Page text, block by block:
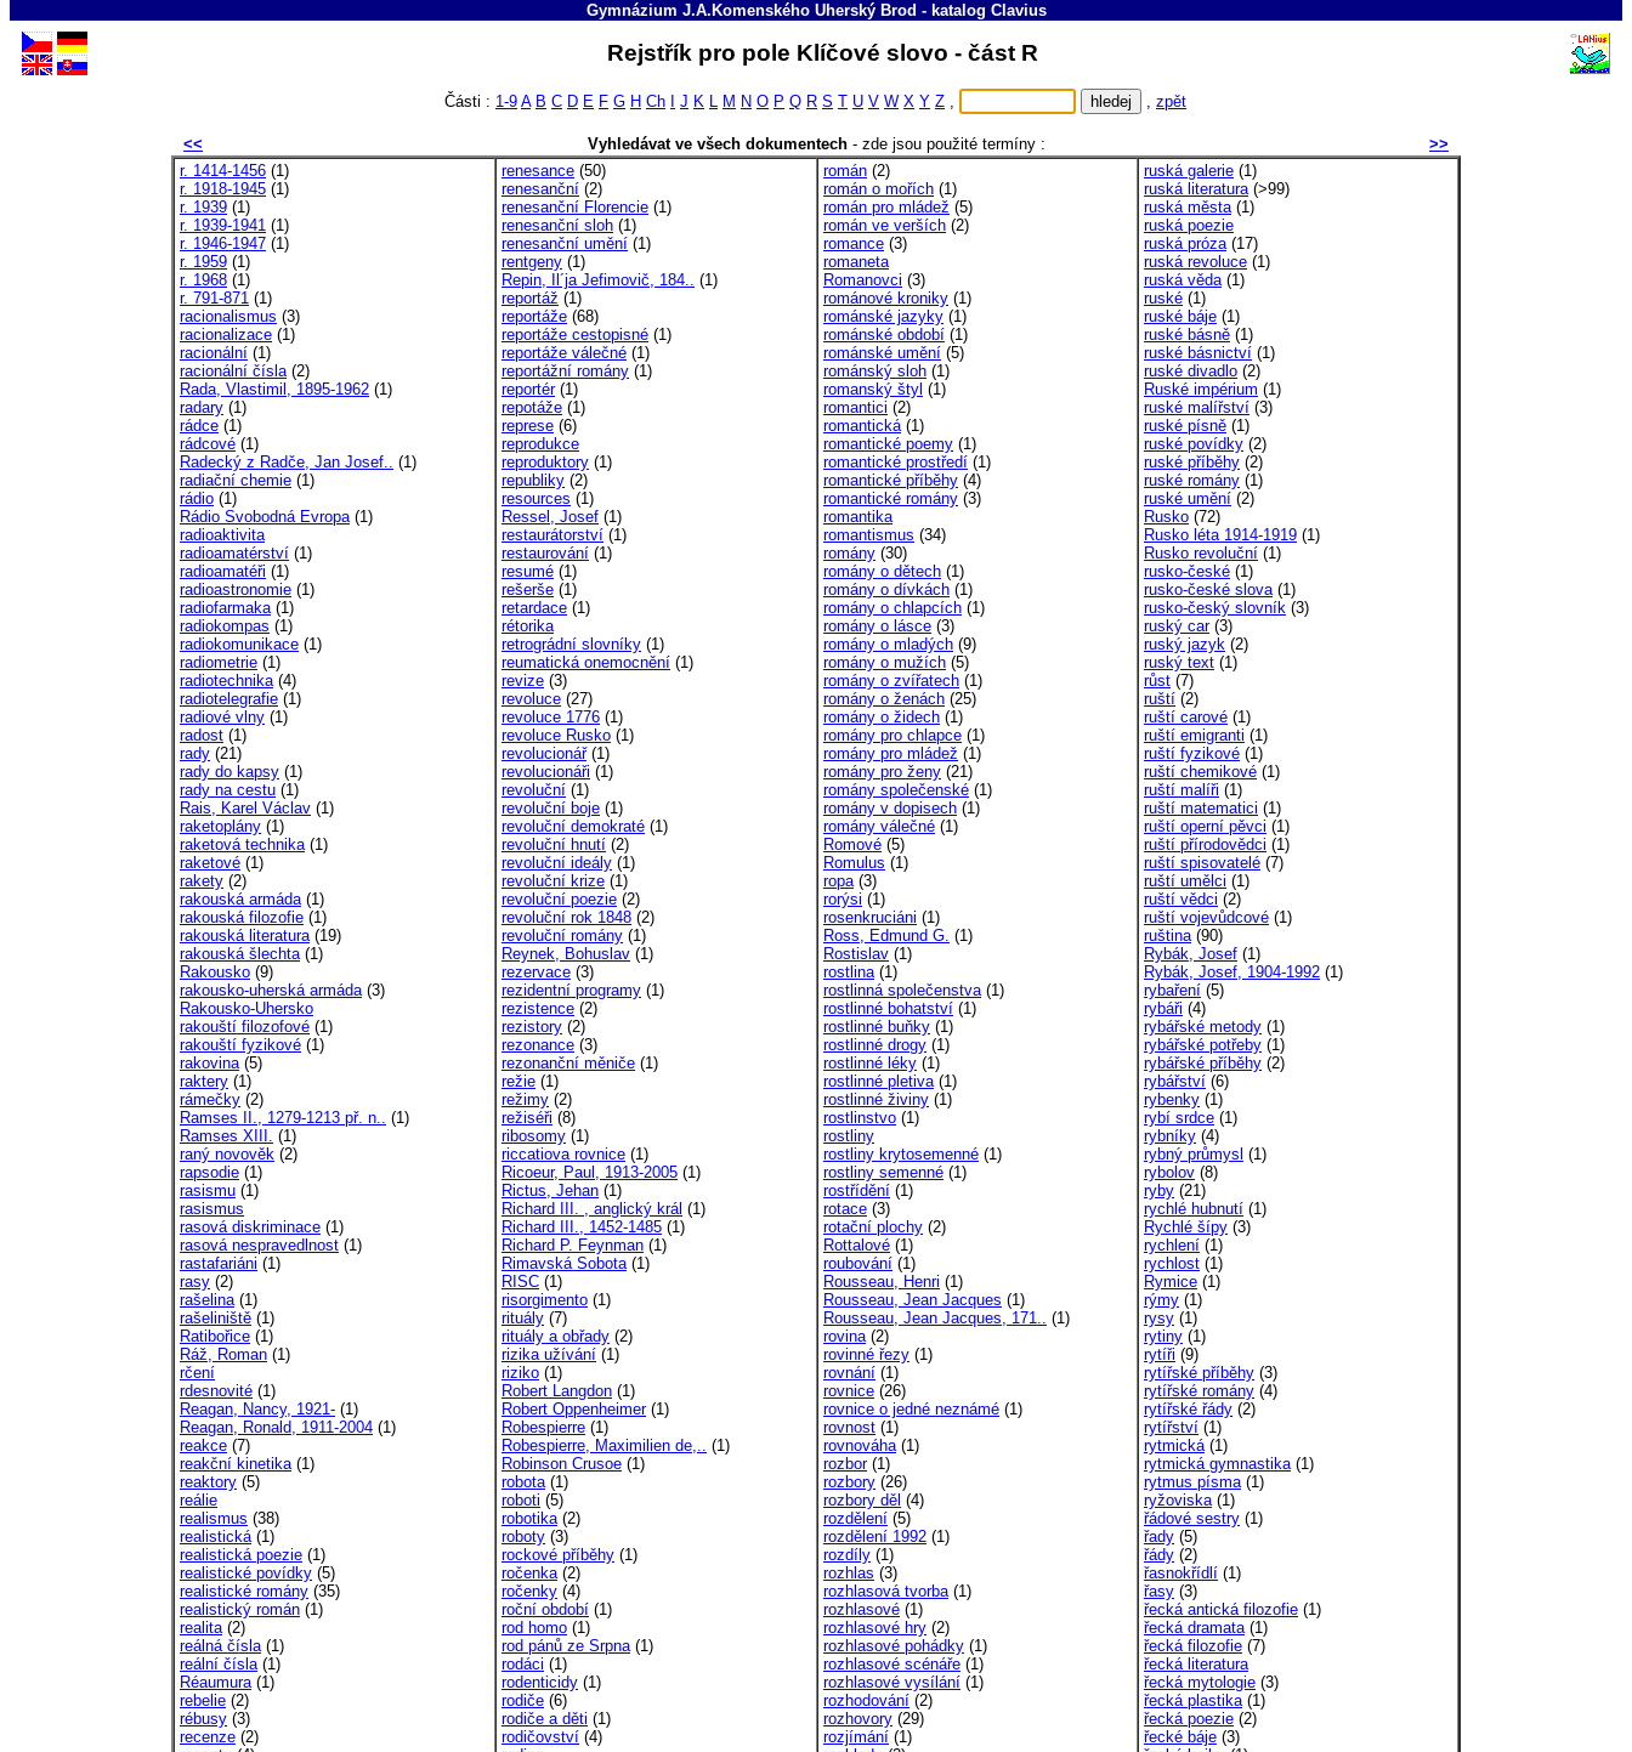
Gymnázium J.A.Komenského Uherský Brod - katalog Clavius
Rejstřík pro pole Klíčové slovo - část R
Části : 1-9 A B C D E F G H Ch J K L M N O P Q R S T U V W X Y Z , , zpět
<< Vyhledávat ve všech dokumentech - zde jsou použité termíny :
>>
r. 1414-1456 (1)
r. 1918-1945 (1)
r. 1939 (1)
r. 1939-1941 (1)
r. 1946-1947 (1)
r. 1959 (1)
r. 1968 (1)
r. 791-871 (1)
racionalismus (3)
racionalizace (1)
racionální (1)
racionální čísla(2)
Rada, Vlastimil, 1895-1962 (1)
radary (1)
rádce (1)
rádcové (1)
Radecký z Radče, Jan Josef.. (1)
radiační chemie (1)
rádio (1)
Rádio Svobodná Evropa(1)
radioaktivita
radioamatérství (1)
radioamatéři (1)
radioastronomie (1)
radiofarmaka(1)
radiokompas (1)
radiokomunikace (1)
radiometrie (1)
radiotechnika(4)
radiotelegrafie (1)
radiové vlny (1)
radost (1)
rady (21)
rady do kapsy (1)
rady na cestu (1)
Rais, Karel Václav (1)
raketoplány (1)
raketová technika(1)
raketové (1)
rakety (2)
rakouská armáda(1)
rakouská filozofie (1)
rakouská literatura(19)
rakouská šlechta(1)
Rakousko (9)
rakousko-uherská armáda(3)
Rakousko-Uhersko
rakouští filozofové (1)
rakouští fyzikové (1)
rakovina(5)
raktery (1)
rámečky (2)
Ramses II., 1279-1213 př. n.. (1)
Ramses XIII. (1)
raný novověk (2)
rapsodie (1)
rasismu (1)
rasismus
rasová diskriminace (1)
rasová nespravedlnost (1)
rastafariáni (1)
rasy (2)
rašelina(1)
rašeliniště (1)
Ratibořice (1)
Ráž, Roman (1)
rčení
rdesnovité (1)
Reagan, Nancy, 1921- (1)
Reagan, Ronald, 1911-2004 (1)
reakce (7)
reakční kinetika(1)
reaktory (5)
reálie
realismus (38)
realistická(1)
realistická poezie (1)
realistické povídky (5)
realistické romány (35)
realistický román (1)
realita(2)
reálná čísla(1)
reální čísla(1)
Réaumura(1)
rebelie (2)
rébusy (3)
recenze (2)
renesance (50)
renesanční (2)
renesanční Florencie (1)
renesanční sloh (1)
renesanční umění (1)
rentgeny (1)
Repin, Il´ja Jefimovič, 184.. (1)
reportáž (1)
reportáže (68)
reportáže cestopisné (1)
reportáže válečné (1)
reportážní romány (1)
reportér(1)
repotáže (1)
represe (6)
reprodukce
reproduktory (1)
republiky (2)
resources (1)
Ressel, Josef (1)
restaurátorství (1)
restaurování (1)
resumé (1)
rešerše (1)
retardace (1)
rétorika
retrográdní slovníky (1)
reumatická onemocnění (1)
revize (3)
revoluce (27)
revoluce 1776 (1)
revoluce Rusko (1)
revolucionář(1)
revolucionáři (1)
revoluční (1)
revoluční boje (1)
revoluční demokraté (1)
revoluční hnutí (2)
revoluční ideály (1)
revoluční krize (1)
revoluční poezie (2)
revoluční rok 1848 (2)
revoluční romány (1)
Reynek, Bohuslav (1)
rezervace (3)
rezidentní programy (1)
rezistence (2)
rezistory (2)
rezonance (3)
rezonanční měniče (1)
režie (1)
režimy (2)
režiséři (8)
ribosomy (1)
riccatiova rovnice (1)
Ricoeur, Paul, 1913-2005 (1)
Rictus, Jehan (1)
Richard III. , anglický král (1)
Richard III., 1452-1485 (1)
Richard P. Feynman (1)
Rimavská Sobota(1)
RISC (1)
risorgimento (1)
rituály (7)
rituály a obřady (2)
rizika užívání (1)
riziko (1)
Robert Langdon (1)
Robert Oppenheimer(1)
Robespierre (1)
Robespierre, Maximilien de,.. (1)
Robinson Crusoe (1)
robota(1)
roboti (5)
robotika(2)
roboty (3)
rockové příběhy (1)
ročenka(2)
ročenky (4)
roční období (1)
rod homo (1)
rod pánů ze Srpna(1)
rodáci (1)
rodenticidy (1)
rodiče (6)
rodiče a děti (1)
rodičovství (4)
román (2)
román o mořích (1)
román pro mládež (5)
román ve verších (2)
romance (3)
romaneta
Romanovci (3)
románové kroniky (1)
románské jazyky (1)
románské období (1)
románské umění (5)
románský sloh (1)
romanský štyl (1)
romantici (2)
romantická(1)
romantické poemy (1)
romantické prostředí (1)
romantické příběhy (4)
romantické romány (3)
romantika
romantismus (34)
romány (30)
romány o dětech (1)
romány o dívkách (1)
romány o chlapcích (1)
romány o lásce (3)
romány o mladých (9)
romány o mužích (5)
romány o zvířatech (1)
romány o ženách (25)
romány o židech (1)
romány pro chlapce (1)
romány pro mládež (1)
romány pro ženy (21)
romány společenské (1)
romány v dopisech (1)
romány válečné (1)
Romové (5)
Romulus (1)
ropa(3)
rorýsi (1)
rosenkruciáni (1)
Ross, Edmund G. (1)
Rostislav (1)
rostlina(1)
rostlinná společenstva(1)
rostlinné bohatství (1)
rostlinné buňky (1)
rostlinné drogy (1)
rostlinné léky (1)
rostlinné pletiva(1)
rostlinné živiny (1)
rostlinstvo (1)
rostliny
rostliny krytosemenné (1)
rostliny semenné (1)
rostřídění (1)
rotace (3)
rotační plochy (2)
Rottalové (1)
roubování (1)
Rousseau, Henri (1)
Rousseau, Jean Jacques (1)
Rousseau, Jean Jacques, 171.. (1)
rovina(2)
rovinné řezy (1)
rovnání (1)
rovnice (26)
rovnice o jedné neznámé (1)
rovnost (1)
rovnováha(1)
rozbor(1)
rozbory (26)
rozbory děl (4)
rozdělení (5)
rozdělení 1992 (1)
rozdíly (1)
rozhlas (3)
rozhlasová tvorba(1)
rozhlasové (1)
rozhlasové hry (2)
rozhlasové pohádky (1)
rozhlasové scénáře (1)
rozhlasové vysílání (1)
rozhodování (2)
rozhovory (29)
rozjímání (1)
ruská galerie (1)
ruská literatura(>99)
ruská města(1)
ruská poezie
ruská próza(17)
ruská revoluce (1)
ruská věda(1)
ruské (1)
ruské báje (1)
ruské básně (1)
ruské básnictví (1)
ruské divadlo (2)
Ruské impérium (1)
ruské malířství (3)
ruské písně (1)
ruské povídky (2)
ruské příběhy (2)
ruské romány (1)
ruské umění (2)
Rusko (72)
Rusko léta 1914-1919 (1)
Rusko revoluční (1)
rusko-české (1)
rusko-české slova(1)
rusko-český slovník (3)
ruský car(3)
ruský jazyk (2)
ruský text (1)
růst (7)
ruští (2)
ruští carové (1)
ruští emigranti (1)
ruští fyzikové (1)
ruští chemikové (1)
ruští malíři (1)
ruští matematici (1)
ruští operní pěvci (1)
ruští přírodovědci (1)
ruští spisovatelé (7)
ruští umělci (1)
ruští vědci (2)
ruští vojevůdcové (1)
ruština(90)
Rybák, Josef (1)
Rybák, Josef, 1904-1992 (1)
rybaření (5)
rybáři (4)
rybářské metody (1)
rybářské potřeby (1)
rybářské příběhy (2)
rybářství (6)
rybenky (1)
rybí srdce (1)
rybníky (4)
rybný průmysl (1)
rybolov (8)
ryby (21)
rychlé hubnutí (1)
Rychlé šípy (3)
rychlení (1)
rychlost (1)
Rymice (1)
rýmy (1)
rysy (1)
rytiny (1)
rytíři (9)
rytířské příběhy (3)
rytířské romány (4)
rytířské řády (2)
rytířství (1)
rytmická(1)
rytmická gymnastika(1)
rytmus písma(1)
ryžoviska(1)
řádové sestry (1)
řady (5)
řády (2)
řasnokřídlí (1)
řasy (3)
řecká antická filozofie (1)
řecká dramata(1)
řecká filozofie (7)
řecká literatura
řecká mytologie (3)
řecká plastika(1)
řecká poezie (2)
řecké báje (3)